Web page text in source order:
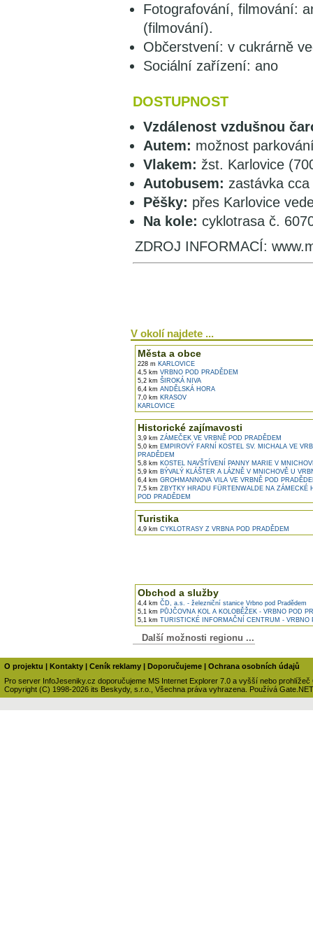
Fotografování, filmování:
(filmování).
Občerstvení: v cukrárně
Sociální zařízení: ano
DOSTUPNOST
Vzdálenost vzdušnou
Autem: možnost
Vlakem: žst. Karlovice
Autobusem: zastávka
Pěšky: přes Karlovice
Na kole: cyklotrasa č.
ZDROJ INFORMACÍ:
V okolí najdete ...
Města a obce
228 m KARLOVICE
4,5 km VRBNO POD PRADĚDEM
5,2 km ŠIROKÁ NIVA
6,4 km ANDĚLSKÁ HORA
7,0 km KRASOV
KARLOVICE
Historické zajímavosti
3,9 km ZÁMEČEK VE VRBNĚ POD PRADĚDEM
5,0 km EMPIROVÝ FARNÍ KOSTEL SV. MICHALA VE
PRADĚDEM
5,8 km KOSTEL NAVŠTÍVENÍ PANNY MARIE V
5,9 km BÝVALÝ KLÁŠTER A LÁZNĚ V MNICHOVĚ U
6,4 km GROHMANNOVA VILA VE VRBNĚ POD
7,5 km ZBYTKY HRADU FÜRTENWALDE NA ZÁMECKÉ
POD PRADĚDEM
Turistika
4,9 km CYKLOTRASY Z VRBNA POD PRADĚDEM
Obchod a služby
4,4 km ČD, a.s. - železniční stanice Vrbno pod Pradědem
5,1 km PŮJČOVNA KOL A KOLOBĚŽEK - VRBNO POD
5,1 km TURISTICKÉ INFORMAČNÍ CENTRUM - VRBNO
Další možnosti regionu ...
O projektu | Kontakty | Ceník reklamy | Doporučujeme | Ochrana osobních údajů
Pro server InfoJeseniky.cz doporučujeme MS Internet Explorer 7.0 a vyšší nebo prohlížeč
Copyright (C) 1998-2026 its Beskydy, s.r.o., Všechna práva vyhrazena. Používá